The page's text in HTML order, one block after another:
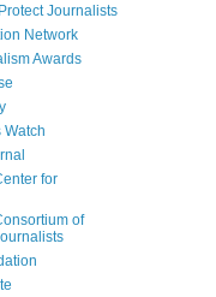
Journalists
Network
Awards
Watch
for
of